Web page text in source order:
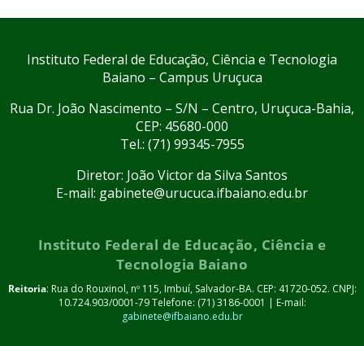
Instituto Federal de Educação, Ciência e Tecnologia
Baiano – Campus Uruçuca
Rua Dr. João Nascimento – S/N – Centro, Uruçuca-Bahia,
CEP: 45680-000
Tel.: (71) 99345-7955
Diretor: João Victor da Silva Santos
E-mail: gabinete@urucuca.ifbaiano.edu.br
Instituto Federal de Educação, Ciência e
Tecnologia Baiano
Reitoria: Rua do Rouxinol, nº 115, Imbuí, Salvador-BA. CEP: 41720-052. CNPJ:
10.724.903/0001-79 Telefone: (71) 3186-0001 | E-mail:
gabinete@ifbaiano.edu.br